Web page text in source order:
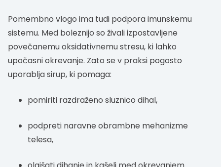
Pomembno vlogo ima tudi podpora imunskemu
sistemu. Med boleznijo so živali izpostavljene
povečanemu oksidativnemu stresu, ki lahko
upočasni okrevanje. Zato se v praksi pogosto
uporablja sirup, ki pomaga:
pomiriti razdraženo sluznico dihal,
podpreti naravne obrambne mehanizme
telesa,